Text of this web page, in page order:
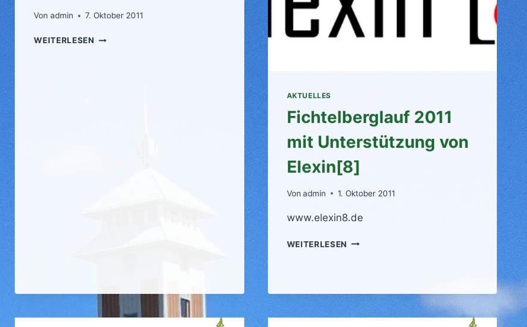
Von admin 7. Oktober 2011
WEITERLESEN FICHTELBERGLAUF
AKTUELLES
Fichtelberglauf 2011
mit Unterstützung von
Elexin[8]
Von admin 1. Oktober 2011
www.elexin8.de
WEITERLESEN FICHTELBERGLAUF